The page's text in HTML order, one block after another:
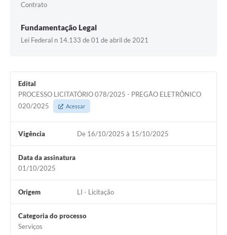
Contrato
Fundamentação Legal
Lei Federal n 14.133 de 01 de abril de 2021
Edital
PROCESSO LICITATÓRIO 078/2025 - PREGÃO ELETRÔNICO
020/2025
Acessar
Vigência De 16/10/2025 à 15/10/2025
Data da assinatura
01/10/2025
Origem LI - Licitação
Categoria do processo
Serviços